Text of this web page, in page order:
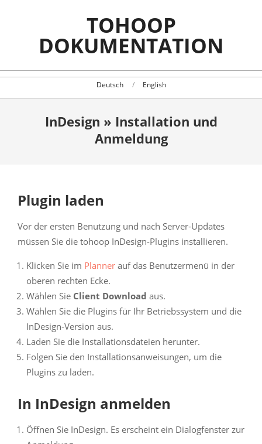
TOHOOP
DOKUMENTATION
Deutsch English
InDesign » Installation und
Anmeldung
Plugin laden
Vor der ersten Benutzung und nach Server-Updates
müssen Sie die tohoop InDesign-Plugins installieren.
Klicken Sie im Planner auf das Benutzermenü in der
oberen rechten Ecke.
Wählen Sie Client Download aus.
Wählen Sie die Plugins für Ihr Betriebssystem und die
InDesign-Version aus.
Laden Sie die Installationsdateien herunter.
Folgen Sie den Installationsanweisungen, um die
Plugins zu laden.
In InDesign anmelden
Öffnen Sie InDesign. Es erscheint ein Dialogfenster zur